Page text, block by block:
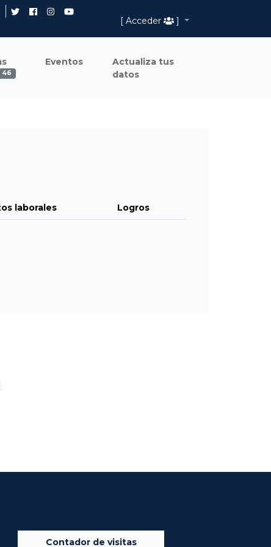
[ Acceder
]
46
Eventos
Actualiza tus
datos
laborales Logros
Contador de visitas